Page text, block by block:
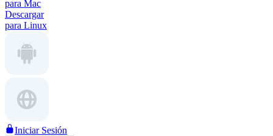
para Mac
Descargar
para Linux
Iniciar Sesión